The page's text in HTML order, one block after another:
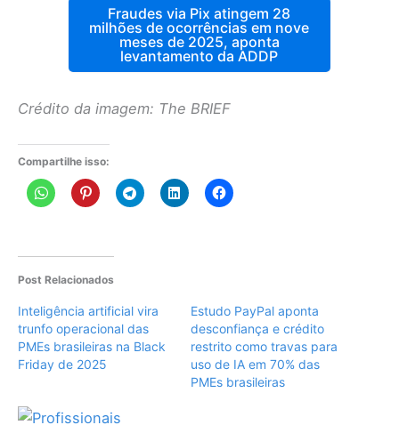
Fraudes via Pix atingem 28
milhões de ocorrências em nove
meses de 2025, aponta
levantamento da ADDP
Crédito da imagem: The BRIEF
Compartilhe isso:
Post Relacionados
Inteligência artificial vira
trunfo operacional das
PMEs brasileiras na Black
Friday de 2025
Estudo PayPal aponta
desconfiança e crédito
restrito como travas para
uso de IA em 70% das
PMEs brasileiras